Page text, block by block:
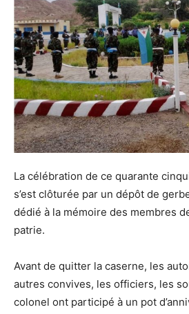
La célébration de ce quarante
s’est clôturée par un dépôt de
dédié à la mémoire des membres
patrie.
Avant de quitter la caserne, les
autres convives, les officiers, les
colonel ont participé à un pot